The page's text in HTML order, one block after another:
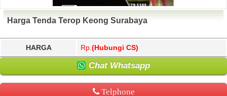
Harga Tenda Terop Keong Surabaya
HARGA Rp. (Hubungi CS)
Chat Whatsapp
Telphone